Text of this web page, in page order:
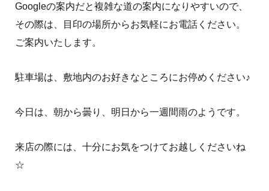
Googleの案内だと複雑な道の案内になりやすいので、
その際は、目印の場所からお気軽にお電話ください。
ご案内いたします。
駐車場は、敷地内のお好きなところにお停めください♪
今日は、朝から曇り、明日から一週間雨のようです。
来店の際には、十分にお気をつけてお越しくださいね
☆